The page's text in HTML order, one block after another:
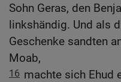
Sohn Geras, den
linkshändig. Und als
Geschenke sandten
Moab,
16 machte sich Ehud